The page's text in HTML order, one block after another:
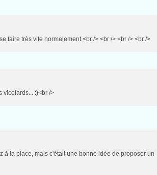
faire très vite normalement.<br /> <br /> <br /> <br />
vicelards... :)<br />
à la place, mais c'était une bonne idée de proposer un